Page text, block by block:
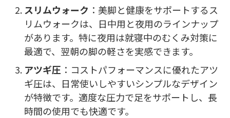
スリムウォーク ：美脚と健康をサポートするス
リムウォークは、日中用と夜用のラインナップ
があります。特に夜用は就寝中のむくみ対策に
最適で、翌朝の脚の軽さを実感できます。
アツギ圧 ：コストパフォーマンスに優れたアツ
ギ圧は、日常使いしやすいシンプルなデザイン
が特徴です。適度な圧力で足をサポートし、長
時間の使用でも快適です。